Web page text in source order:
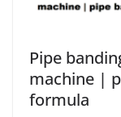
Pipe
machine |
formula